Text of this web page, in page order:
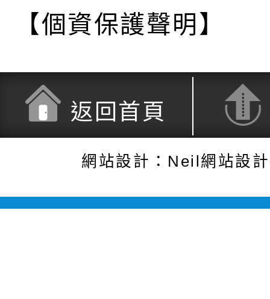
【個資保護聲明】
返回首頁
網站設計：Neil網站設